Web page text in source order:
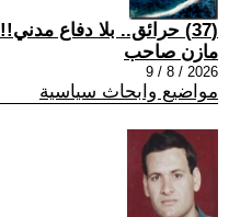
(37) حرائق.. بلا دفاع مدني!!
مازن صاحب
2026 / 8 / 9
مواضيع وابحاث سياسية